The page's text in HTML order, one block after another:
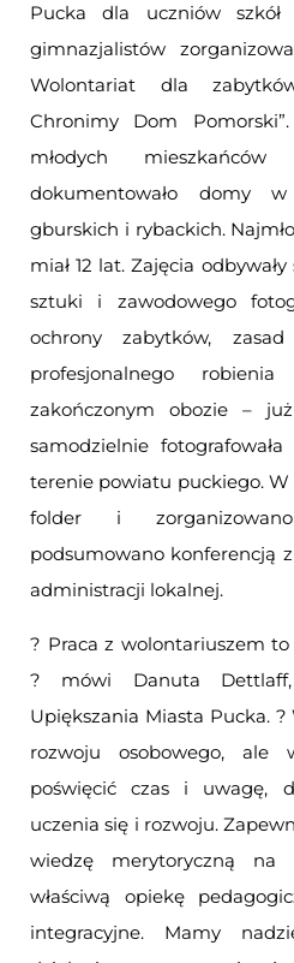
Pucka dla uczniów szkół
gimnazjalistów
Wolontariat dla
Chronimy Dom
młodych mieszkańców
dokumentowało domy
gburskich i rybackich.
miał 12 lat. Zajęcia
sztuki i zawodowego
ochrony zabytków,
profesjonalnego
zakończonym obozie –
samodzielnie
terenie powiatu puckiego. W
folder i
podsumowano konferencją
administracji lokalnej.
? Praca z wolontariuszem to
? mówi Danuta Dettlaff,
Upiększania Miasta Pucka.
rozwoju osobowego, ale
poświęcić czas i uwagę,
uczenia się i rozwoju.
wiedzę merytoryczną na
właściwą opiekę
integracyjne. Mamy